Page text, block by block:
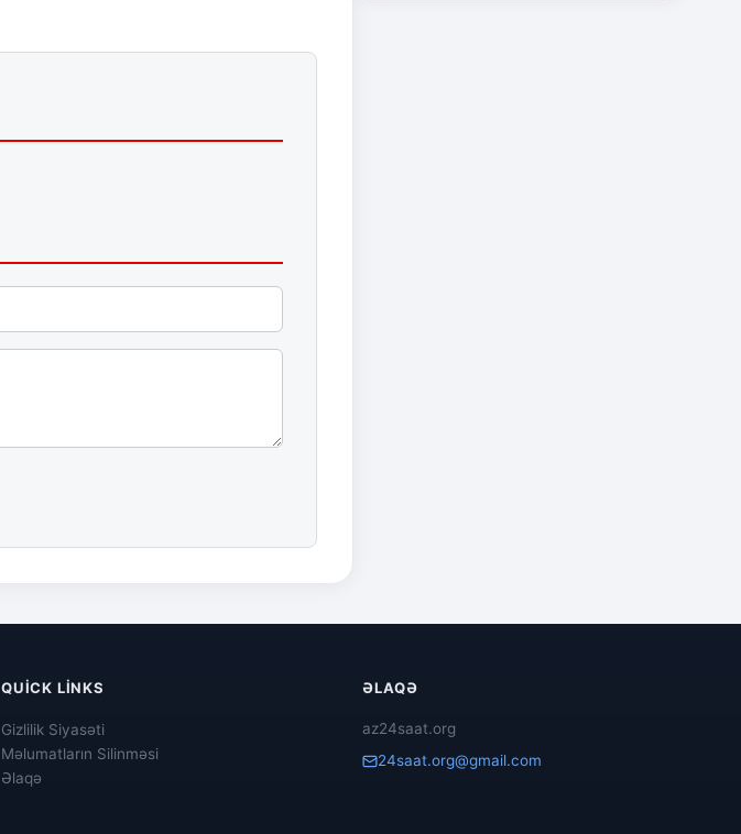
QUICK LINKS
Gizlilik Siyasəti
Məlumatların Silinməsi
Əlaqə
ƏLAQƏ
az24saat.org
24saat.org@gmail.com